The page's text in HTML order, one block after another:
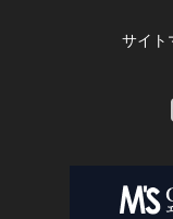
サイト